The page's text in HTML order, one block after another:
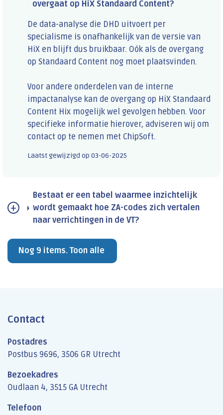
overgaat op HiX Standaard Content?
De data-analyse die DHD uitvoert per
specialisme is onafhankelijk van de versie van
HiX en blijft dus bruikbaar. Oók als de overgang
op Standaard Content nog moet plaatsvinden.
Voor andere onderdelen van de interne
impactanalyse kan de overgang op HiX Standaard
Content Hix mogelijk wel gevolgen hebben. Voor
specifieke informatie hierover, adviseren wij om
contact op te nemen met ChipSoft.
Laatst gewijzigd op 03-06-2025
Bestaat er een tabel waarmee inzichtelijk
wordt gemaakt hoe ZA-codes zich vertalen
naar verrichtingen in de VT?
Nog 9 items. Toon alle
Contact
Postadres
Postbus 9696, 3506 GR Utrecht
Bezoekadres
Oudlaan 4, 3515 GA Utrecht
Telefoon